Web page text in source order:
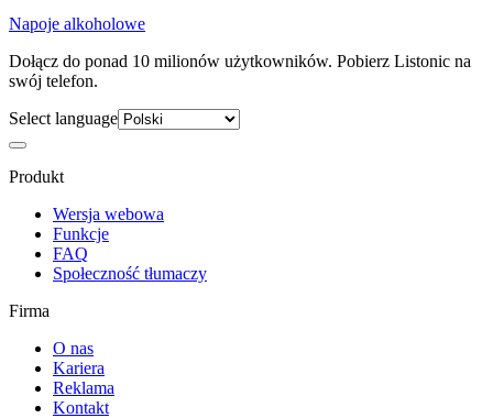
Napoje alkoholowe
Dołącz do ponad 10 milionów użytkowników. Pobierz Listonic na
swój telefon.
Select language
Produkt
Wersja webowa
Funkcje
FAQ
Społeczność tłumaczy
Firma
O nas
Kariera
Reklama
Kontakt